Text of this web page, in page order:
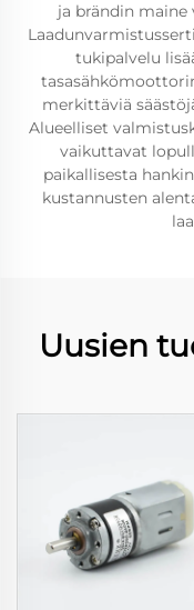
ja brändin
tukipalvelu
merkittäviä
Alueelliset
vaikuttavat
paikallisesta
kustannusten
Uusien